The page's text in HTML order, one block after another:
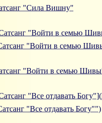
"Сила Вишну"
"Войти в семью
"Войти в семью
"Войти в семью
"Все отдавать
"Все отдавать Богу"")